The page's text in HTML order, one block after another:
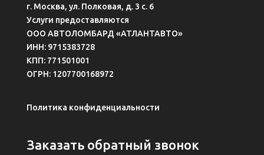
г. Москва, ул. Полковая, д. 3 с. 6
Услуги предоставляются
ООО АВТОЛОМБАРД «АТЛАНТАВТО»
ИНН: 9715383728
КПП: 771501001
ОГРН: 1207700168972
Политика конфиденциальности
Заказать обратный звонок